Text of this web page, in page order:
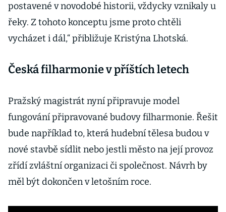
postavené v novodobé historii, vždycky vznikaly u
řeky. Z tohoto konceptu jsme proto chtěli
vycházet i dál,“ přibližuje Kristýna Lhotská.
Česká filharmonie v příštích letech
Pražský magistrát nyní připravuje model
fungování připravované budovy filharmonie. Řešit
bude například to, která hudební tělesa budou v
nové stavbě sídlit nebo jestli město na její provoz
zřídí zvláštní organizaci či společnost. Návrh by
měl být dokončen v letošním roce.